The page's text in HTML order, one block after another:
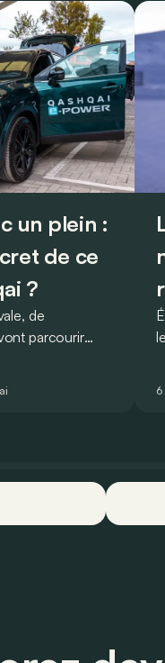
un plein :
de ce
?
de
parcourir
possible de